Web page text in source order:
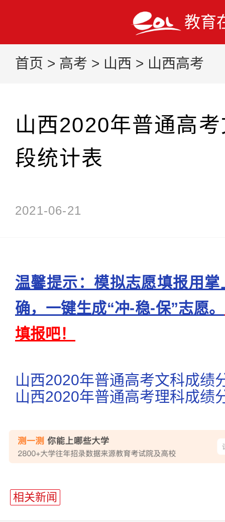
教育
首页 > 高考 > 山西 > 山西高考
山西2020年普通高
段统计表
2021-06-21
温馨提示：模拟志愿填报用
确，一键生成“冲-稳-保”志愿。
填报吧！
山西2020年普通高考文科成绩
山西2020年普通高考理科成绩
相关新闻